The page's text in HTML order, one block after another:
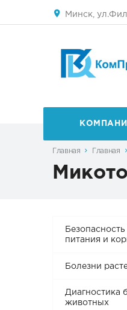
Минск,
Главная Главная
питания и
Болезни
Диагностика
животных